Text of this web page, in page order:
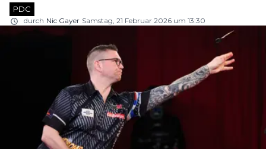
PDC
durch Nic Gayer Samstag, 21 Februar 2026 um 13:30